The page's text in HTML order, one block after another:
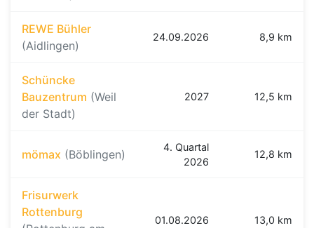
REWE Bühler
(Aidlingen)
24.09.2026 8,9 km
Schüncke
Bauzentrum (Weil
der Stadt)
2027 12,5 km
mömax (Böblingen)
4. Quartal
2026
12,8 km
Frisurwerk
Rottenburg
01.08.2026 13,0 km